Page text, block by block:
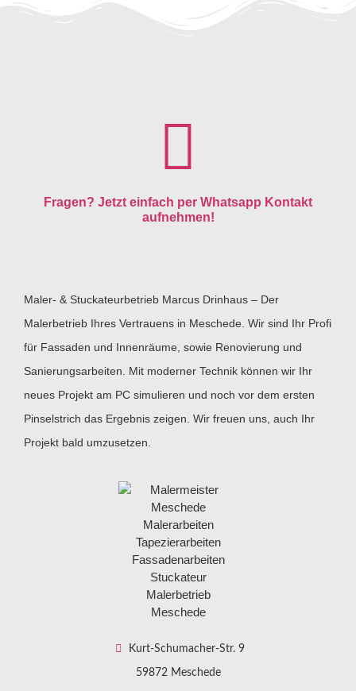
Fragen? Jetzt einfach per Whatsapp Kontakt
aufnehmen!
Maler- & Stuckateurbetrieb Marcus Drinhaus – Der
Malerbetrieb Ihres Vertrauens in Meschede. Wir sind Ihr Profi
für Fassaden und Innenräume, sowie Renovierung und
Sanierungsarbeiten. Mit moderner Technik können wir Ihr
neues Projekt am PC simulieren und noch vor dem ersten
Pinselstrich das Ergebnis zeigen. Wir freuen uns, auch Ihr
Projekt bald umzusetzen.
Kurt-Schumacher-Str. 9
59872 Meschede